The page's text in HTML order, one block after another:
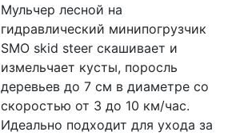
Мульчер лесной на
гидравлический минипогрузчик
SMO skid steer скашивает и
измельчает кусты, поросль
деревьев до 7 см в диаметре со
скоростью от 3 до 10 км/час.
Идеально подходит для ухода за